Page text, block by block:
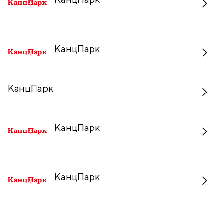
КанцПарк
КанцПарк
КанцПарк
КанцПарк